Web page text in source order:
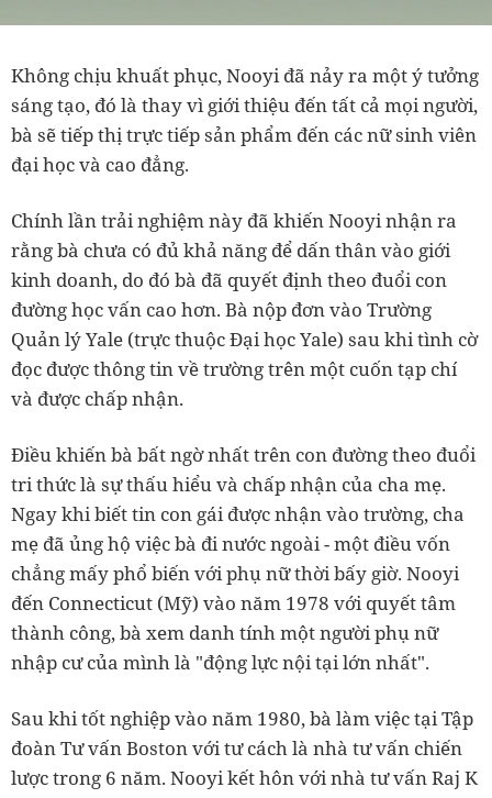
Không chịu khuất phục, Nooyi đã nảy ra một ý tưởng
sáng tạo, đó là thay vì giới thiệu đến tất cả mọi người,
bà sẽ tiếp thị trực tiếp sản phẩm đến các nữ sinh viên
đại học và cao đẳng.
Chính lần trải nghiệm này đã khiến Nooyi nhận ra
rằng bà chưa có đủ khả năng để dấn thân vào giới
kinh doanh, do đó bà đã quyết định theo đuổi con
đường học vấn cao hơn. Bà nộp đơn vào Trường
Quản lý Yale (trực thuộc Đại học Yale) sau khi tình cờ
đọc được thông tin về trường trên một cuốn tạp chí
và được chấp nhận.
Điều khiến bà bất ngờ nhất trên con đường theo đuổi
tri thức là sự thấu hiểu và chấp nhận của cha mẹ.
Ngay khi biết tin con gái được nhận vào trường, cha
mẹ đã ủng hộ việc bà đi nước ngoài - một điều vốn
chẳng mấy phổ biến với phụ nữ thời bấy giờ. Nooyi
đến Connecticut (Mỹ) vào năm 1978 với quyết tâm
thành công, bà xem danh tính một người phụ nữ
nhập cư của mình là "động lực nội tại lớn nhất".
Sau khi tốt nghiệp vào năm 1980, bà làm việc tại Tập
đoàn Tư vấn Boston với tư cách là nhà tư vấn chiến
lược trong 6 năm. Nooyi kết hôn với nhà tư vấn Raj K